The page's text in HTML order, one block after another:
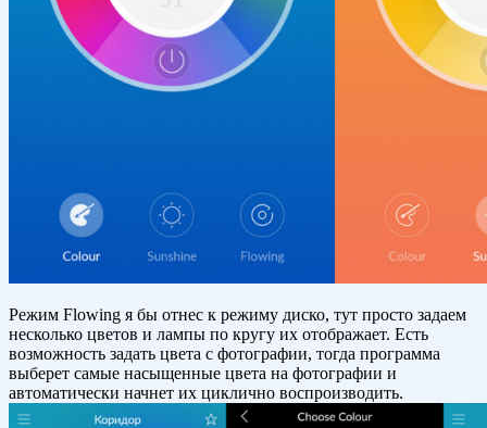
Режим Flowing я бы отнес к режиму диско, тут просто задаем
несколько цветов и лампы по кругу их отображает. Есть
возможность задать цвета с фотографии, тогда программа
выберет самые насыщенные цвета на фотографии и
автоматически начнет их циклично воспроизводить.